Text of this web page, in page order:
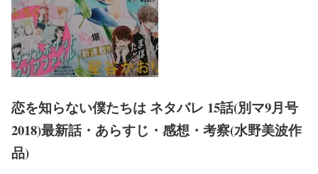
恋を知らない僕たちは ネタバレ 15話(別マ9月号
2018)最新話・あらすじ・感想・考察(水野美波作
品)